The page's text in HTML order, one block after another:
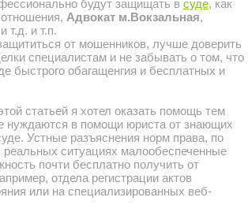
будут защищать в суде, как
Адвокат м.Вокзальная,
т.д. и т.п.
от мошенников, лучше доверить
специалистам и не забывать о том, что
быстрого обагащенгия и бесплатных и
статьей я хотел оказать помощь тем
нуждаются в помощи юриста от знающих
Устные разъяснения норм права, по
ситуациях малообеспеченные
почти бесплатно получить от
отдела регистрации актов
или на специализированных веб-